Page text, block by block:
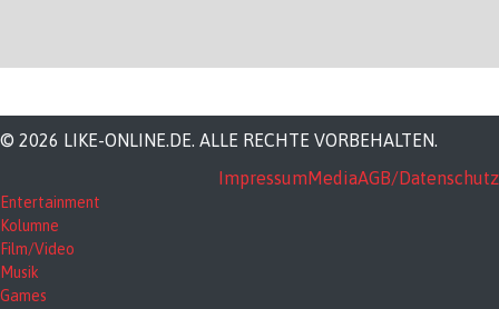
© 2026 LIKE-ONLINE.DE. ALLE RECHTE VORBEHALTEN.
Impressum MediaAGB/Datenschutz
Entertainment
Kolumne
Film/Video
Musik
Games